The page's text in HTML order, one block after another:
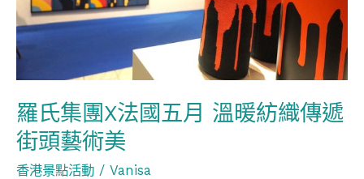
羅氏集團X法國五月 溫暖紡織傳遞
街頭藝術美
香港景點活動 / Vanisa
國
五
暖
紡
織